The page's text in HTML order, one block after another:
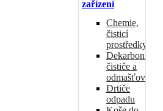
zařízení
Chemie,
čisticí
prostředky
Dekarbonizační
čističe a
odmašťovače
Drtiče
odpadu